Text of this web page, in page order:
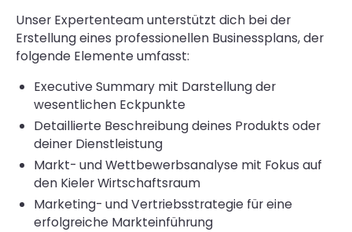
Unser Expertenteam unterstützt dich bei der
Erstellung eines professionellen Businessplans, der
folgende Elemente umfasst:
Executive Summary mit Darstellung der
wesentlichen Eckpunkte
Detaillierte Beschreibung deines Produkts oder
deiner Dienstleistung
Markt- und Wettbewerbsanalyse mit Fokus auf
den Kieler Wirtschaftsraum
Marketing- und Vertriebsstrategie für eine
erfolgreiche Markteinführung